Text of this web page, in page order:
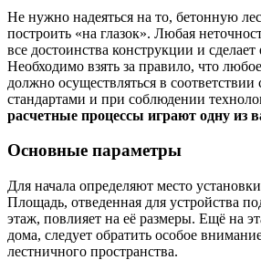
Не нужно надеяться на то, бетонную
построить «на глазок». Любая
все достоинства конструкции и сделает
Необходимо взять за правило, что
должно осуществляться в
стандартами и при соблюдении
расчетные процессы играют одну из
Основные параметры
Для начала определяют место
Площадь, отведенная для устройства
этаж, повлияет на её размеры. Ещё на
дома, следует обратить особое
лестничного пространства.